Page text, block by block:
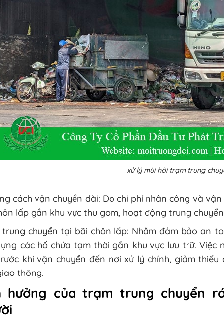
xử lý mùi hôi trạm trung
cách vận chuyển dài: Do chi phí nhân công và
lấp gần khu vực thu gom, hoạt động trung
trung chuyển tại bãi chôn lấp: Nhằm đảm bảo an
các hố chứa tạm thời gần khu vực lưu trữ.
khi vận chuyển đến nơi xử lý chính, giảm
thông.
hưởng của trạm trung chuyển